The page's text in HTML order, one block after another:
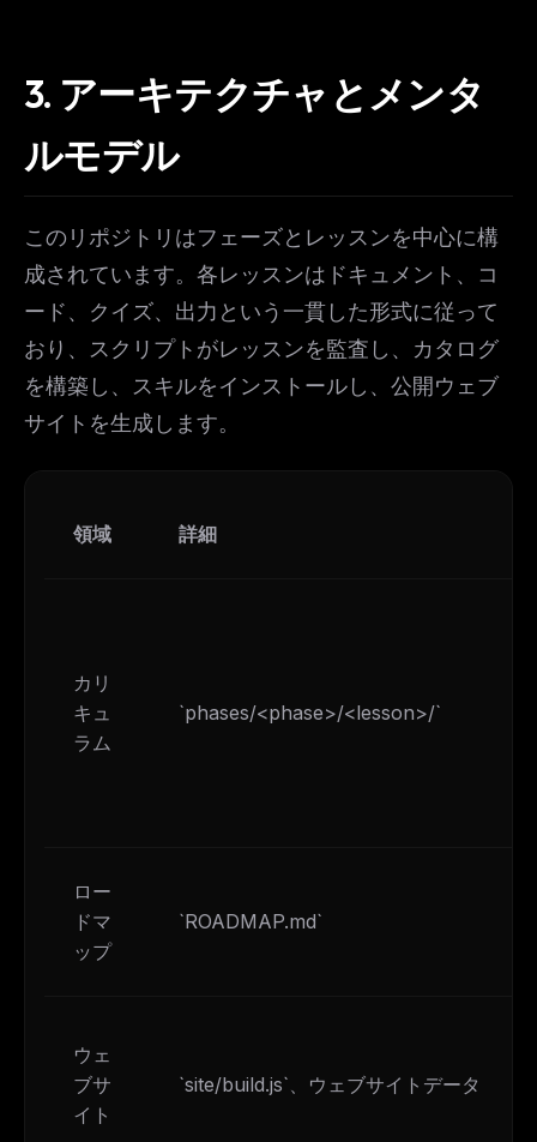
3. アーキテクチャとメンタ
ルモデル
このリポジトリはフェーズとレッスンを中心に構
成されています。各レッスンはドキュメント、コ
ード、クイズ、出力という一貫した形式に従って
おり、スクリプトがレッスンを監査し、カタログ
を構築し、スキルをインストールし、公開ウェブ
サイトを生成します。
領域 詳細
カリ
キュ
ラム
`phases/<phase>/<lesson>/`
ロー
ドマ
ップ
`ROADMAP.md`
ウェ
ブサ
イト
`site/build.js`、ウェブサイトデータ